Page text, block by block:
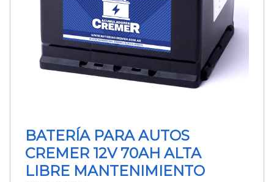
BATERÍA PARA AUTOS
CREMER 12V 70AH ALTA
LIBRE MANTENIMIENTO